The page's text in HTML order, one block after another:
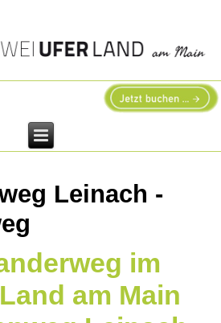
Leinach -
im
am Main